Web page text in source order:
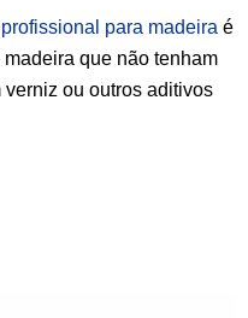
para madeira é
que não tenham
ou outros aditivos